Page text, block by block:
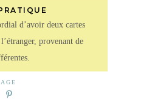
d’avoir deux cartes
provenant de